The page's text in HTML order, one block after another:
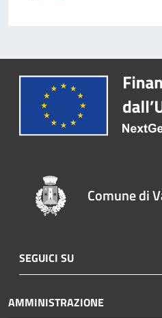
Comune di
SEGUICI SU
AMMINISTRAZIONE